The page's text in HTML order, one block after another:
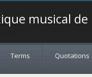
musical de
Terms Quotations